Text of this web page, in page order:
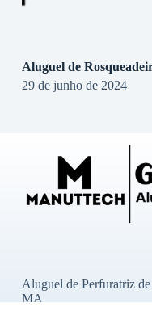
Aluguel de
29 de junho de 2024
Aluguel de Perfuratriz
MA